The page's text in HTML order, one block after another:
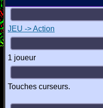
JEU -> Action
1 joueur
Touches curseurs.